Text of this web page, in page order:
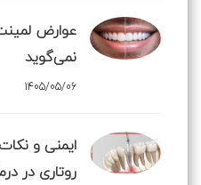
عوارض
نمی‌گوید
1405/05/06
ایمنی و
روتاری در